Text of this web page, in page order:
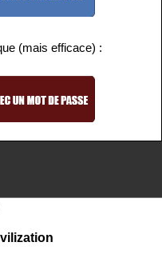
(mais efficace) :